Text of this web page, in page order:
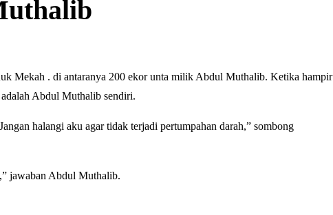
Mekah . di antaranya 200 ekor unta milik Abdul Muthalib. Ketika hampir
Abdul Muthalib sendiri.
halangi aku agar tidak terjadi pertumpahan darah,” sombong
jawaban Abdul Muthalib.